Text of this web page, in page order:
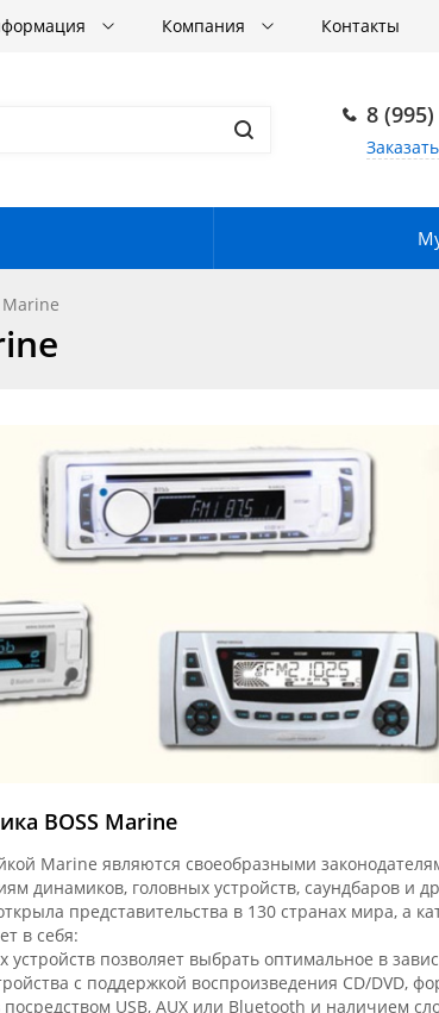
Компания Контакты
8
Marine
BOSS Marine
Marine являются своеобразными
динамиков, головных устройств, саундбаров и
представительства в 130 странах мира, а
в себя:
позволяет выбрать оптимальное в
с поддержкой воспроизведения CD/DVD,
USB, AUX или Bluetooth и наличием